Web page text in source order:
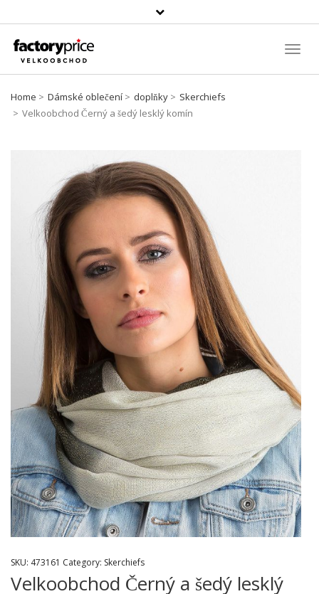
Vyhledávání
Home Dámské oblečení doplňky
Skerchiefs
Velkoobchod Černý a šedý lesklý komín
SKU: 473161 Category: Skerchiefs
Velkoobchod Černý a šedý lesklý